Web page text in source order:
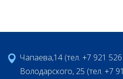
Чапаева,14 (тел. +7 921
Володарского, 25 (тел. +7